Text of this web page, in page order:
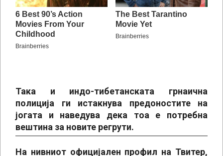
Така и индо-тибетанската грнаична
полиција ги истакнува предоностите на
јогата и наведува дека тоа е потребна
вештина за новите регрути.
На нивниот официјален профил на Твитер,